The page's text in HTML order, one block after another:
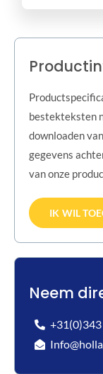
bestekteksten
downloaden
gegevens
van onze
IK WIL
Neem